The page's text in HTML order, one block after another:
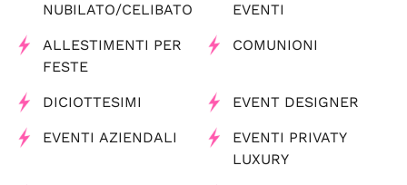
NUBILATO/CELIBATO
EVENTI
ALLESTIMENTI PER
FESTE
COMUNIONI
DICIOTTESIMI EVENT DESIGNER
EVENTI AZIENDALI
EVENTI PRIVATY
LUXURY